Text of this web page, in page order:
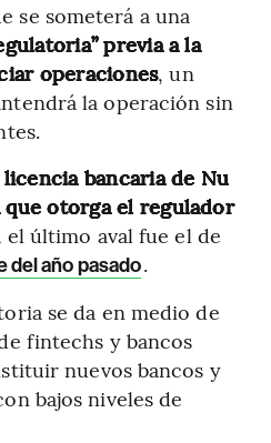
se someterá a una
previa a la
operaciones, un
la operación sin
bancaria de Nu
otorga el regulador
el último aval fue el de
del año pasado.
se da en medio de
fintechs y bancos
nuevos bancos y
bajos niveles de